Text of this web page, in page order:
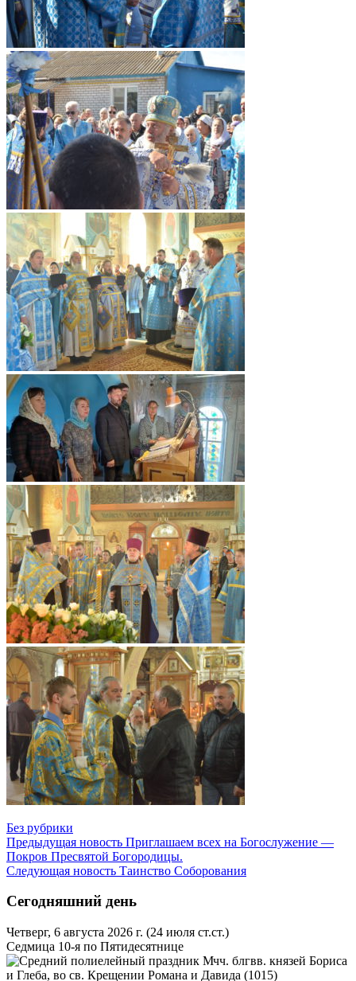
Без рубрики
Предыдущая новость Приглашаем всех на Богослужение —
Покров Пресвятой Богородицы.
Следующая новость Таинство Соборования
Сегодняшний день
Четверг, 6 августа 2026 г. (24 июля ст.ст.)
Седмица 10-я по Пятидесятнице
Мчч. блгвв. князей Бориса
и Глеба, во св. Крещении Романа и Давида (1015)